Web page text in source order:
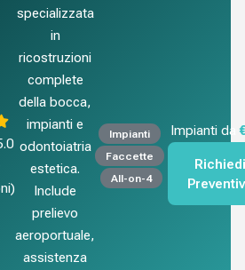
specializzata
in
ricostruzioni
complete
della bocca,
impianti e
odontoiatria
estetica.
Include
prelievo
aeroportuale,
assistenza
Impianti
Faccette
All-on-4
Impianti da
Richiedi